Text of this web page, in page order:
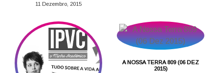
11 Dezembro, 2015
A NOSSA TERRA 809 (06 DEZ
2015)